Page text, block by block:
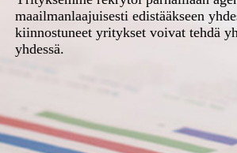
maailmanlaajuisesti edistääkseen
kiinnostuneet yritykset voivat tehdä
yhdessä.